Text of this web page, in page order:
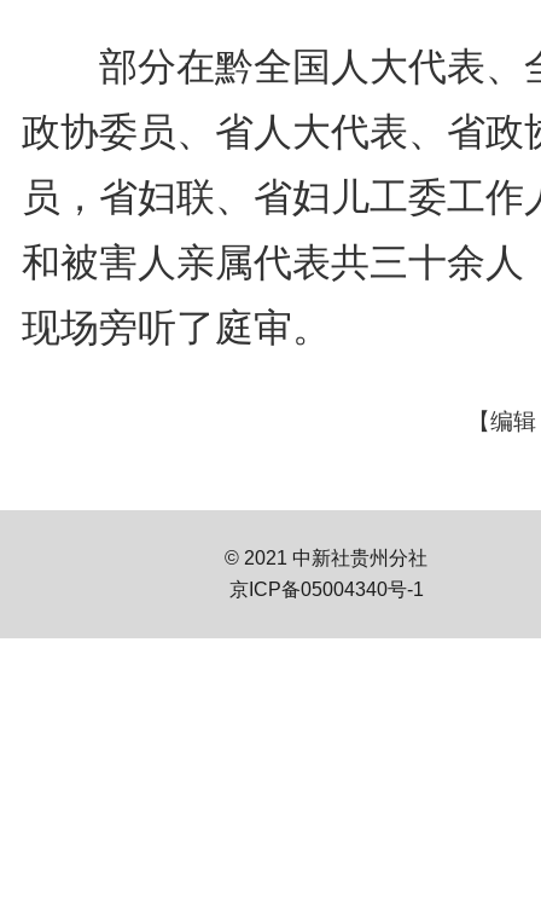
部分在黔全国人大代表、
政协委员、省人大代表、省政
员，省妇联、省妇儿工委工作
和被害人亲属代表共三十余人
现场旁听了庭审。
【编
© 2021 中新社贵州分社
京ICP备05004340号-1